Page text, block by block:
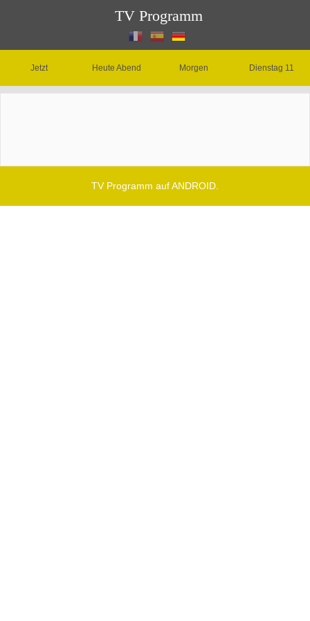
TV Programm
Jetzt Heute Abend Morgen Dienstag 11
TV Programm auf ANDROID.